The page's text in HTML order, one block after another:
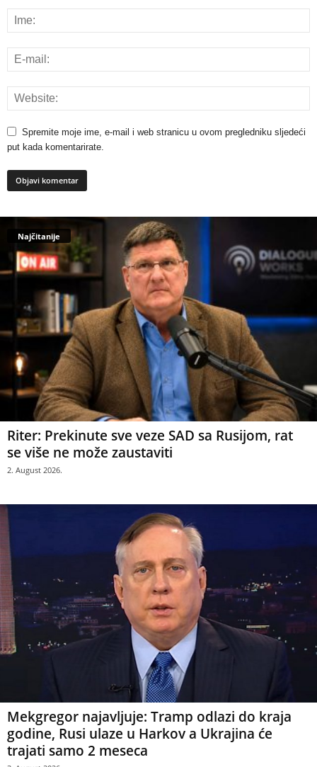
Spremite moje ime, e-mail i web stranicu u ovom pregledniku sljedeći
put kada komentarirate.
Najčitanije
Riter: Prekinute sve veze SAD sa Rusijom, rat
se više ne može zaustaviti
2. August 2026.
Mekgregor najavljuje: Tramp odlazi do kraja
godine, Rusi ulaze u Harkov a Ukrajina će
trajati samo 2 meseca